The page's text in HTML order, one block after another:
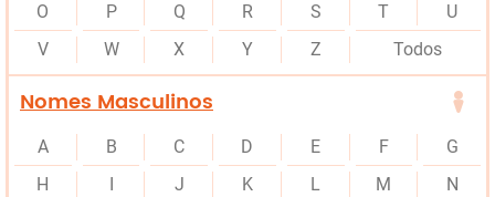
O
P Q R S T
U
V
W X Y Z Todos
Nomes Masculinos
A B C D E F
G
H
J K L M
N